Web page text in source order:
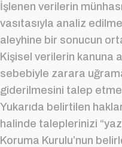
İşlenen verilerin
vasıtasıyla analiz
aleyhine bir sonucun
Kişisel verilerin kanuna
sebebiyle zarara
giderilmesini talep
Yukarıda belirtilen
halinde taleplerinizi
Koruma Kurulu’nun